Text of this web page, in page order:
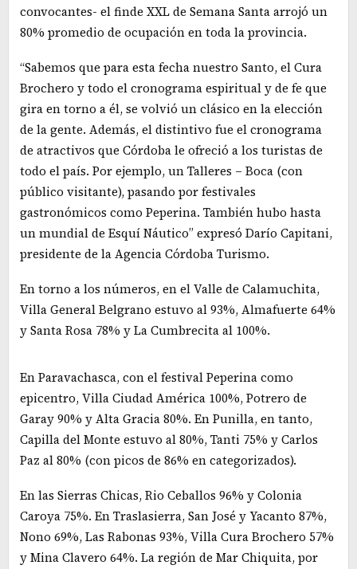
convocantes- el finde XXL de Semana Santa arrojó un
80% promedio de ocupación en toda la provincia.
“Sabemos que para esta fecha nuestro Santo, el Cura
Brochero y todo el cronograma espiritual y de fe que
gira en torno a él, se volvió un clásico en la elección
de la gente. Además, el distintivo fue el cronograma
de atractivos que Córdoba le ofreció a los turistas de
todo el país. Por ejemplo, un Talleres – Boca (con
público visitante), pasando por festivales
gastronómicos como Peperina. También hubo hasta
un mundial de Esquí Náutico” expresó Darío Capitani,
presidente de la Agencia Córdoba Turismo.
En torno a los números, en el Valle de Calamuchita,
Villa General Belgrano estuvo al 93%, Almafuerte 64%
y Santa Rosa 78% y La Cumbrecita al 100%.
En Paravachasca, con el festival Peperina como
epicentro, Villa Ciudad América 100%, Potrero de
Garay 90% y Alta Gracia 80%. En Punilla, en tanto,
Capilla del Monte estuvo al 80%, Tanti 75% y Carlos
Paz al 80% (con picos de 86% en categorizados).
En las Sierras Chicas, Rio Ceballos 96% y Colonia
Caroya 75%. En Traslasierra, San José y Yacanto 87%,
Nono 69%, Las Rabonas 93%, Villa Cura Brochero 57%
y Mina Clavero 64%. La región de Mar Chiquita, por